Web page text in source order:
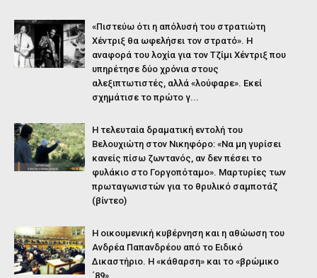
«Πιστεύω ότι η απόλυσή του στρατιώτη
Χέντριξ θα ωφελήσει τον στρατό». Η
αναφορά του λοχία για τον Τζίμι Χέντριξ που
υπηρέτησε δύο χρόνια στους
αλεξιπτωτιστές, αλλά «λούφαρε». Εκεί
σχημάτισε το πρώτο γ...
Η τελευταία δραματική εντολή του
Βελουχιώτη στον Νικηφόρο: «Να μη γυρίσει
κανείς πίσω ζωντανός, αν δεν πέσει το
φυλάκιο στο Γοργοπόταμο». Μαρτυρίες των
πρωταγωνιστών για το θρυλικό σαμποτάζ
(βίντεο)
Η οικουμενική κυβέρνηση και η αθώωση του
Ανδρέα Παπανδρέου από το Ειδικό
Δικαστήριο. Η «κάθαρση» και το «βρώμικο
΄89»